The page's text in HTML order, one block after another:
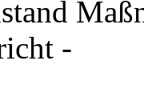
-